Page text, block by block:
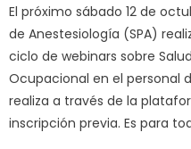
El próximo sábado 12 de
de Anestesiología (SPA)
ciclo de webinars sobre
Ocupacional en el personal
realiza a través de la
inscripción previa. Es para